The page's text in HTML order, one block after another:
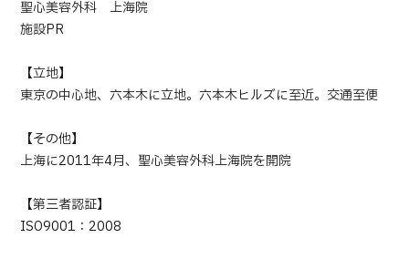
聖心美容外科 上海院
施設PR
【立地】
東京の中心地、六本木に立地。六本木ヒルズに至近。交通至便
【その他】
上海に2011年4月、聖心美容外科上海院を開院
【第三者認証】
ISO9001：2008